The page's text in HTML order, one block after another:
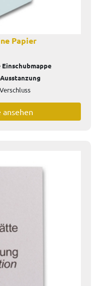
Papier
Einschubmappe
Verschluss
ansehen